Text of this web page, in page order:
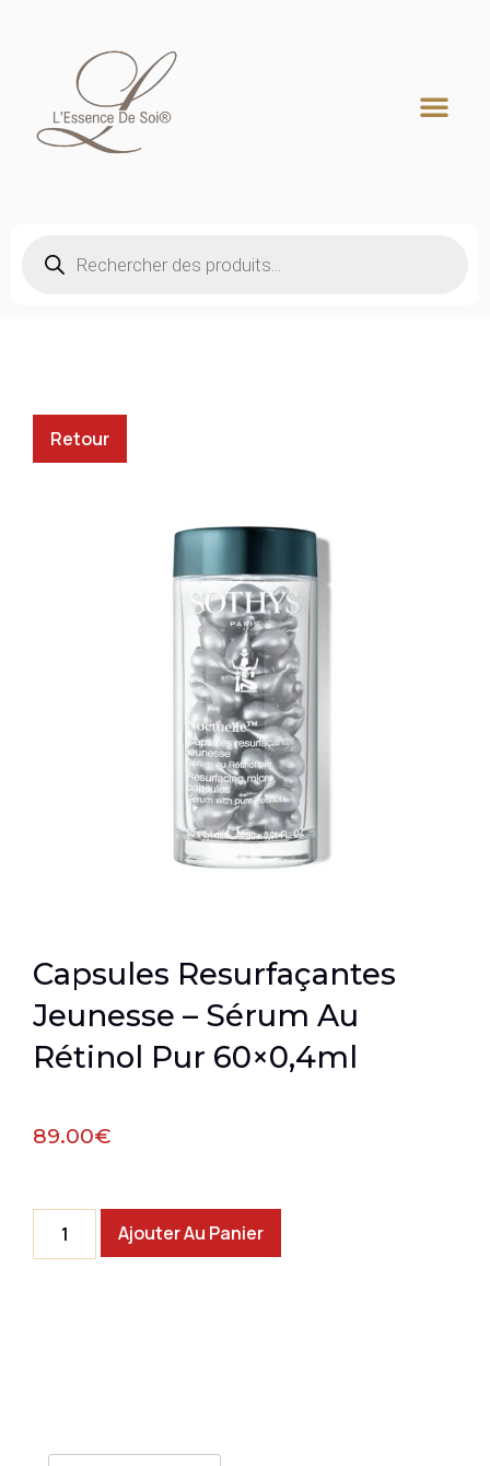
Retour
Capsules Resurfaçantes
Jeunesse – Sérum Au
Rétinol Pur 60×0,4ml
89.00€
Ajouter Au Panier